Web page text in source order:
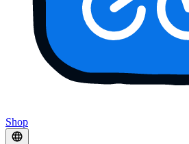
Shop